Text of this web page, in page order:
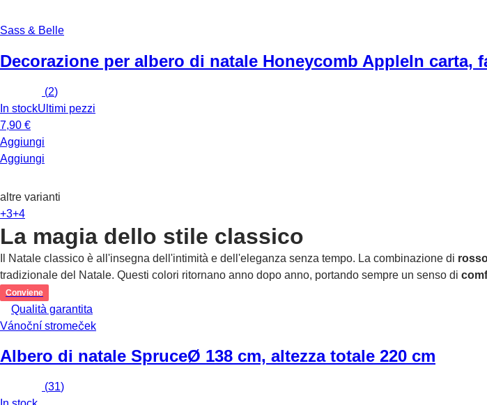
Sass & Belle
Decorazione per albero di natale Honeycomb AppleIn carta,
(2)
In stockUltimi pezzi
7,90 €
Aggiungi
Aggiungi
altre varianti
+3+4
La magia dello stile classico
Il Natale classico è all'insegna dell'intimità e dell'eleganza senza tempo. La combinazione di
tradizionale del Natale. Questi colori ritornano anno dopo anno, portando sempre un senso di
Conviene
Qualità garantita
Vánoční stromeček
Albero di natale SpruceØ 138 cm, altezza totale 220 cm
(31)